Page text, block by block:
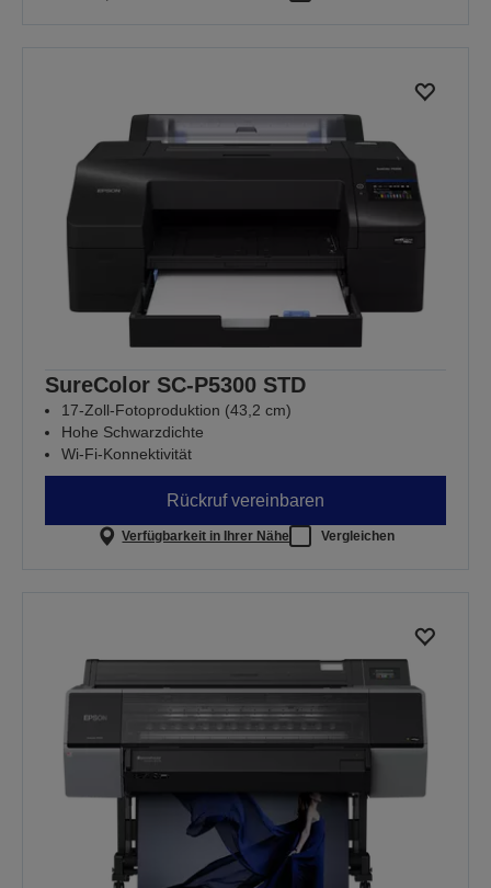
SureColor SC-P5300 STD
17-Zoll-Fotoproduktion (43,2 cm)
Hohe Schwarzdichte
Wi-Fi-Konnektivität
Rückruf vereinbaren
Verfügbarkeit in Ihrer Nähe Vergleichen